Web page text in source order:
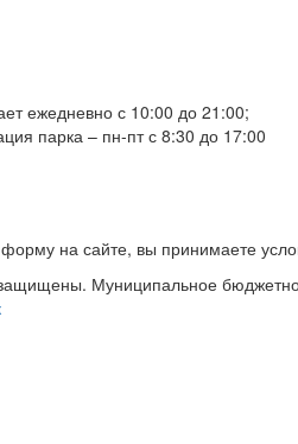
ежедневно с 10:00 до 21:00;
парка – пн-пт с 8:30 до 17:00
на сайте, вы принимаете
Муниципальное